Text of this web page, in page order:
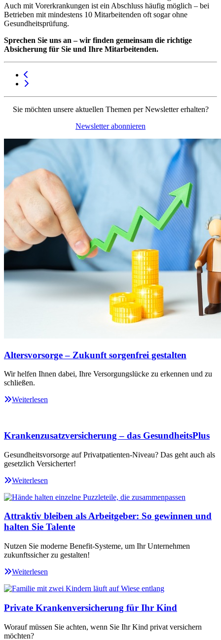
Auch mit Vorerkrankungen ist ein Abschluss häufig möglich – bei
Betrieben mit mindestens 10 Mitarbeitenden oft sogar ohne
Gesundheitsprüfung.
Sprechen Sie uns an – wir finden gemeinsam die richtige
Absicherung für Sie und Ihre Mitarbeitenden.
Sie möchten unsere aktuellen Themen per Newsletter erhalten?
Newsletter abonnieren
Altersvorsorge – Zukunft sorgenfrei gestalten
Wir helfen Ihnen dabei, Ihre Versorgungslücke zu erkennen und zu
schließen.
Weiterlesen
Krankenzusatzversicherung – das GesundheitsPlus
Gesundheitsvorsorge auf Privatpatienten-Niveau? Das geht auch als
gesetzlich Versicherter!
Weiterlesen
Attraktiv bleiben als Arbeitgeber: So gewinnen und
halten Sie Talente
Nutzen Sie moderne Benefit-Systeme, um Ihr Unternehmen
zukunftssicher zu gestalten!
Weiterlesen
Private Krankenversicherung für Ihr Kind
Worauf müssen Sie achten, wenn Sie Ihr Kind privat versichern
möchten?